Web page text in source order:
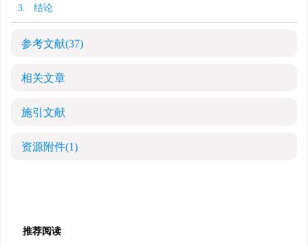
3. 结论
参考文献(37)
相关文章
施引文献
资源附件(1)